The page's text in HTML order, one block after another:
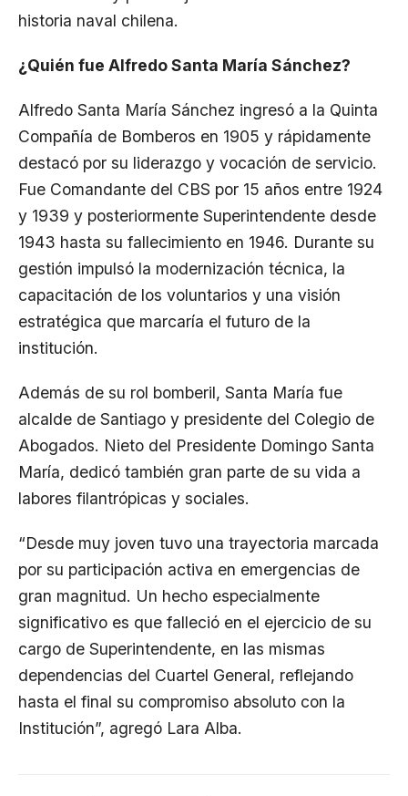
historia naval chilena.
¿Quién fue Alfredo Santa María Sánchez?
Alfredo Santa María Sánchez ingresó a la Quinta
Compañía de Bomberos en 1905 y rápidamente
destacó por su liderazgo y vocación de servicio.
Fue Comandante del CBS por 15 años entre 1924
y 1939 y posteriormente Superintendente desde
1943 hasta su fallecimiento en 1946. Durante su
gestión impulsó la modernización técnica, la
capacitación de los voluntarios y una visión
estratégica que marcaría el futuro de la
institución.
Además de su rol bomberil, Santa María fue
alcalde de Santiago y presidente del Colegio de
Abogados. Nieto del Presidente Domingo Santa
María, dedicó también gran parte de su vida a
labores filantrópicas y sociales.
“Desde muy joven tuvo una trayectoria marcada
por su participación activa en emergencias de
gran magnitud. Un hecho especialmente
significativo es que falleció en el ejercicio de su
cargo de Superintendente, en las mismas
dependencias del Cuartel General, reflejando
hasta el final su compromiso absoluto con la
Institución”, agregó Lara Alba.